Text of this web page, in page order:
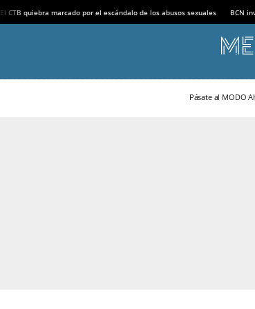
El CTB quiebra marcado por el escándalo de los abusos sexuales BCN
Pásate al MODO